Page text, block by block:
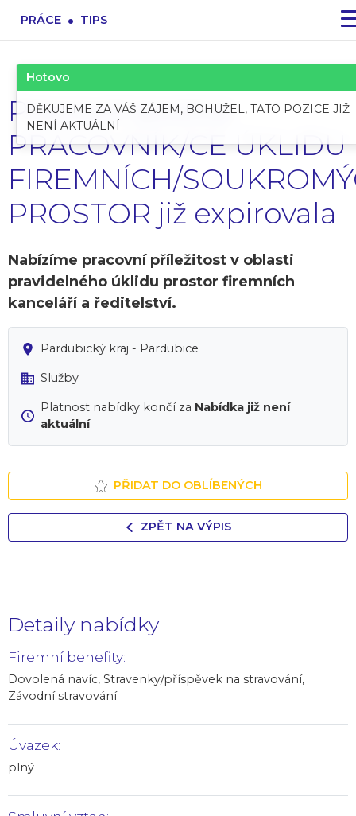
PRÁCE . TIPS
Pracovní pozice:
PRACOVNÍK/CE ÚKLIDU
FIREMNÍCH/
PROSTOR již expirovala
Nabízíme pracovní příležitost v oblasti
pravidelného úklidu prostor firemních
kanceláří a ředitelství.
Pardubický kraj - Pardubice
Služby
Platnost nabídky končí za Nabídka již není
aktuální
PŘIDAT DO OBLÍBENÝCH
ZPĚT NA VÝPIS
Detaily nabídky
Firemní benefity:
Dovolená navíc, Stravenky/příspěvek na stravování,
Závodní stravování
Úvazek:
plný
Hotovo
DĚKUJEME ZA VÁŠ ZÁJEM, BOHUŽEL, TATO POZICE JIŽ
NENÍ AKTUÁLNÍ